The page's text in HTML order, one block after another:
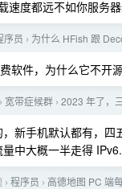
速度都远不如你服务
序员 › 为什么 HFish 跟
软件，为什么它不开
› 宽带症候群 › 2023 年了，
新手机默认都有，
中大概一半走得 IPv6.
› 程序员 › 高德地图 PC 端